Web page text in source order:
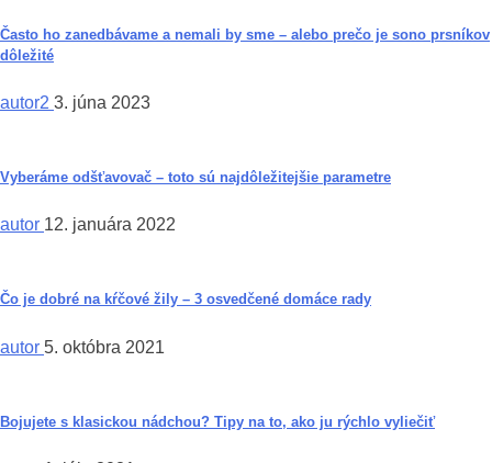
Často ho zanedbávame a nemali by sme – alebo prečo je sono prsníkov
dôležité
autor2 3. júna 2023
Vyberáme odšťavovač – toto sú najdôležitejšie parametre
autor 12. januára 2022
Čo je dobré na kŕčové žily – 3 osvedčené domáce rady
autor 5. októbra 2021
Bojujete s klasickou nádchou? Tipy na to, ako ju rýchlo vyliečiť